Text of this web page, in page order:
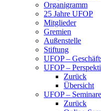
Organigramm
25 Jahre UFOP
Mitglieder
Gremien
Außenstelle
Stiftung
UFOP –
UFOP –
Zurück
Übersicht
UFOP – Seminare
Zurück